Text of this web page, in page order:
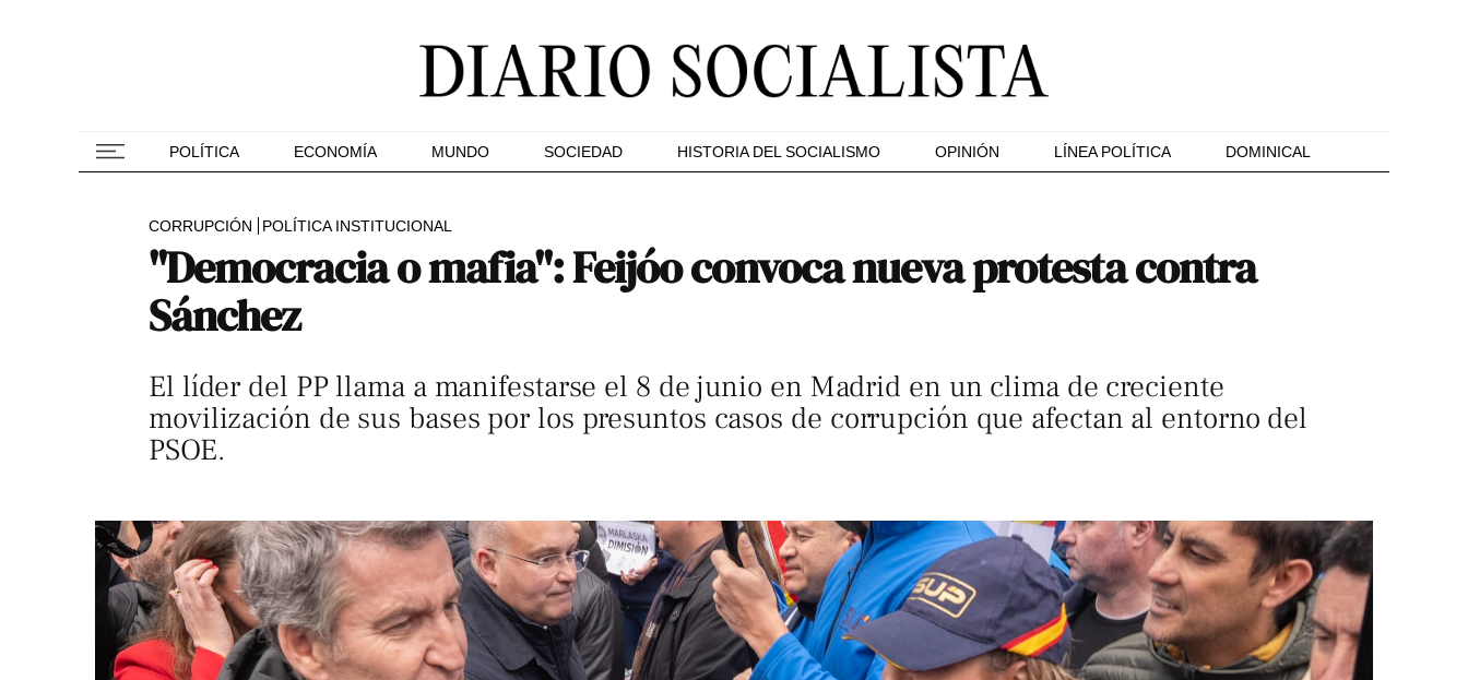
POLÍTICA ECONOMÍA MUNDO SOCIEDAD HISTORIA DEL SOCIALISMO OPINIÓN LÍNEA POLÍTICA DOMINICAL
CORRUPCIÓN POLÍTICA INSTITUCIONAL
"Democracia o mafia": Feijóo convoca nueva protesta contra
Sánchez
El líder del PP llama a manifestarse el 8 de junio en Madrid en un clima de creciente
movilización de sus bases por los presuntos casos de corrupción que afectan al entorno del
PSOE.